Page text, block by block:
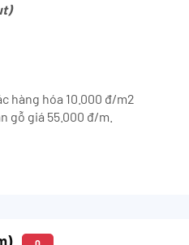
hàng hóa 10.000 đ/m2
gỗ giá 55.000 đ/m.